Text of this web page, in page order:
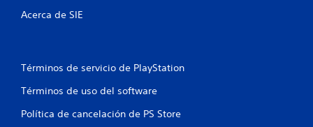
Acerca de SIE
Términos de servicio de PlayStation
Términos de uso del software
Política de cancelación de PS Store